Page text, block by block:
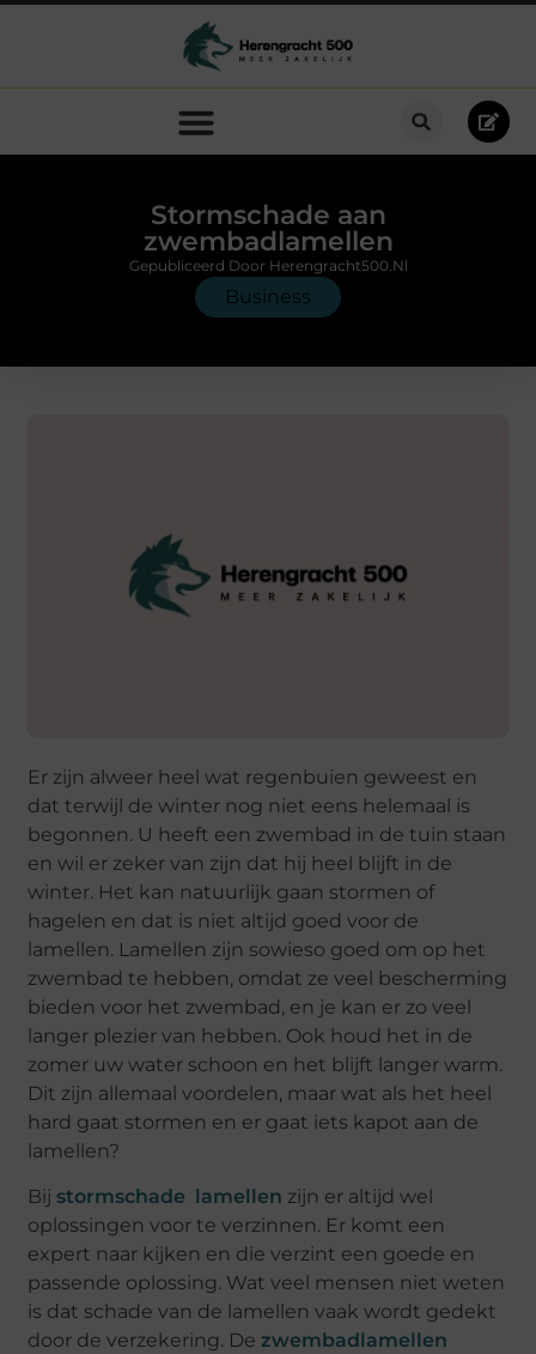
Stormschade aan
zwembadlamellen
Business
Gepubliceerd Door Herengracht500.nl
Er zijn alweer heel wat regenbuien geweest en
dat terwijl de winter nog niet eens helemaal is
begonnen. U heeft een zwembad in de tuin staan
en wil er zeker van zijn dat hij heel blijft in de
winter. Het kan natuurlijk gaan stormen of
hagelen en dat is niet altijd goed voor de
lamellen. Lamellen zijn sowieso goed om op het
zwembad te hebben, omdat ze veel bescherming
bieden voor het zwembad, en je kan er zo veel
langer plezier van hebben. Ook houd het in de
zomer uw water schoon en het blijft langer warm.
Dit zijn allemaal voordelen, maar wat als het heel
hard gaat stormen en er gaat iets kapot aan de
lamellen?
Bij stormschade lamellen zijn er altijd wel
oplossingen voor te verzinnen. Er komt een
expert naar kijken en die verzint een goede en
passende oplossing. Wat veel mensen niet weten
is dat schade van de lamellen vaak wordt gedekt
door de verzekering. Dezwembadlamellen